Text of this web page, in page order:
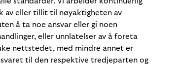
av eller tillit til nøyaktigheten av
å ta noe ansvar eller gi noen
eller unnlatelser av å foreta
nettstedet, med mindre annet er
til den respektive tredjeparten og